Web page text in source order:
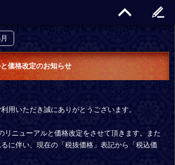
価格改定のお知らせ
用いただき誠にありがとうございます。
リニューアルと価格改定をさせて頂きます。また
るに伴い、現在の「税抜価格」表記から「税込価